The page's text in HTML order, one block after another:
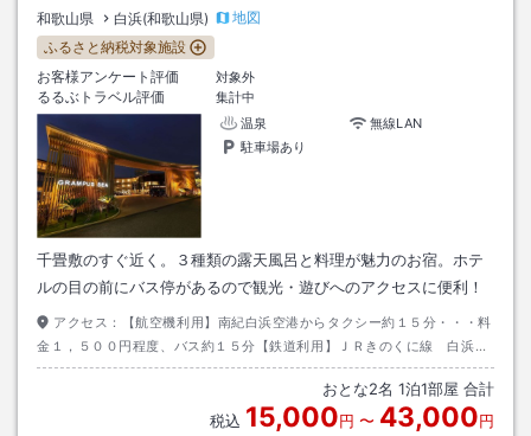
和歌山県 白浜(和歌山県)
地図
ふるさと納税対象施設
お客様アンケート評価
対象外
るるぶトラベル評価
集計中
温泉
無線LAN
駐車場あり
千畳敷のすぐ近く。３種類の露天風呂と料理が魅力のお宿。ホテ
ルの目の前にバス停があるので観光・遊びへのアクセスに便利！
アクセス：
【航空機利用】南紀白浜空港からタクシー約１５分・・・料
金１，５００円程度、バス約１５分【鉄道利用】ＪＲきのくに線 白浜駅
下車【自動車利用】阪和自動車道・・・南紀白浜Ｉ．Ｃ利用
おとな2名 1泊1部屋 合計
税込 15,000円 〜 43,000円